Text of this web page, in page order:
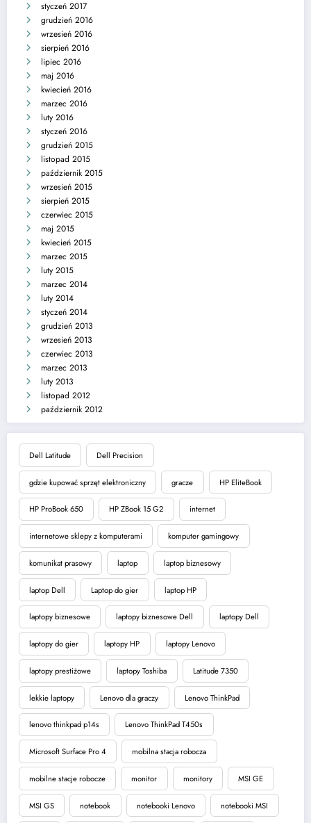
styczeń 2017
grudzień 2016
wrzesień 2016
sierpień 2016
lipiec 2016
maj 2016
kwiecień 2016
marzec 2016
luty 2016
styczeń 2016
grudzień 2015
listopad 2015
październik 2015
wrzesień 2015
sierpień 2015
czerwiec 2015
maj 2015
kwiecień 2015
marzec 2015
luty 2015
marzec 2014
luty 2014
styczeń 2014
grudzień 2013
wrzesień 2013
czerwiec 2013
marzec 2013
luty 2013
listopad 2012
październik 2012
Dell Latitude Dell Precision
gdzie kupować sprzęt elektroniczny gracze HP EliteBook
HP ProBook 650 HP ZBook 15 G2 internet
internetowe sklepy z komputerami komputer gamingowy
komunikat prasowy laptop laptop biznesowy
laptop Dell Laptop do gier laptop HP
laptopy biznesowe laptopy biznesowe Dell laptopy Dell
laptopy do gier laptopy HP laptopy Lenovo
laptopy prestiżowe laptopy Toshiba Latitude 7350
lekkie laptopy Lenovo dla graczy Lenovo ThinkPad
lenovo thinkpad p14s Lenovo ThinkPad T450s
Microsoft Surface Pro 4 mobilna stacja robocza
mobilne stacje robocze monitor monitory MSI GE
MSI GS notebook notebooki Lenovo notebooki MSI